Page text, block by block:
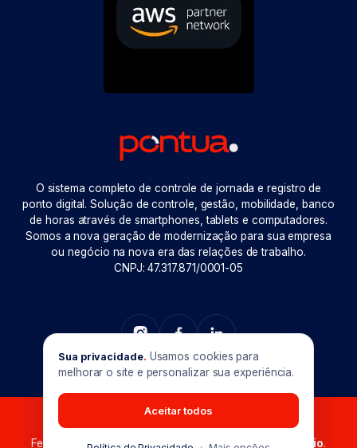
O sistema completo de controle de jornada e registro de
ponto digital. Solução de controle, gestão, mobilidade, banco
de horas através de smartphones, tablets e computadores.
Somos a nova geração de modernização para sua empresa
ou negócio na nova era das relações de trabalho.
CNPJ: 47.317.871/0001-05
Pontua © 2026. Todos os direitos reservados.
Feito com muito
em Goiânia-GO. Produzido por Maxio.
Sua privacidade. Usamos cookies para
melhorar o site e personalizar sua experiência.
Aceitar todos